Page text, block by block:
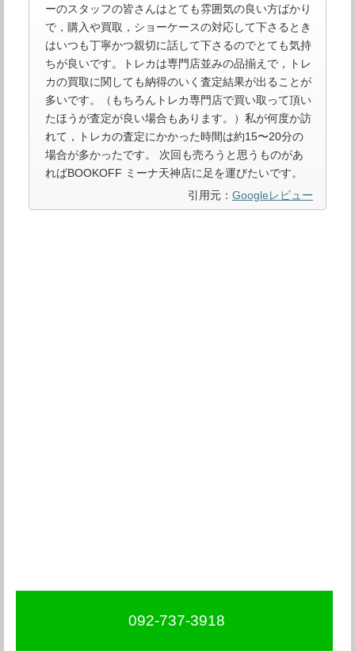
ーのスタッフの皆さんはとても雰囲気の良い方ばかり
で，購入や買取，ショーケースの対応して下さるとき
はいつも丁寧かつ親切に話して下さるのでとても気持
ちが良いです。トレカは専門店並みの品揃えで，トレ
カの買取に関しても納得のいく査定結果が出ることが
多いです。（もちろんトレカ専門店で買い取って頂い
たほうが査定が良い場合もあります。）私が何度か訪
れて，トレカの査定にかかった時間は約15〜20分の
場合が多かったです。 次回も売ろうと思うものがあ
ればBOOKOFF ミーナ天神店に足を運びたいです。
引用元： Googleレビュー
092-737-3918